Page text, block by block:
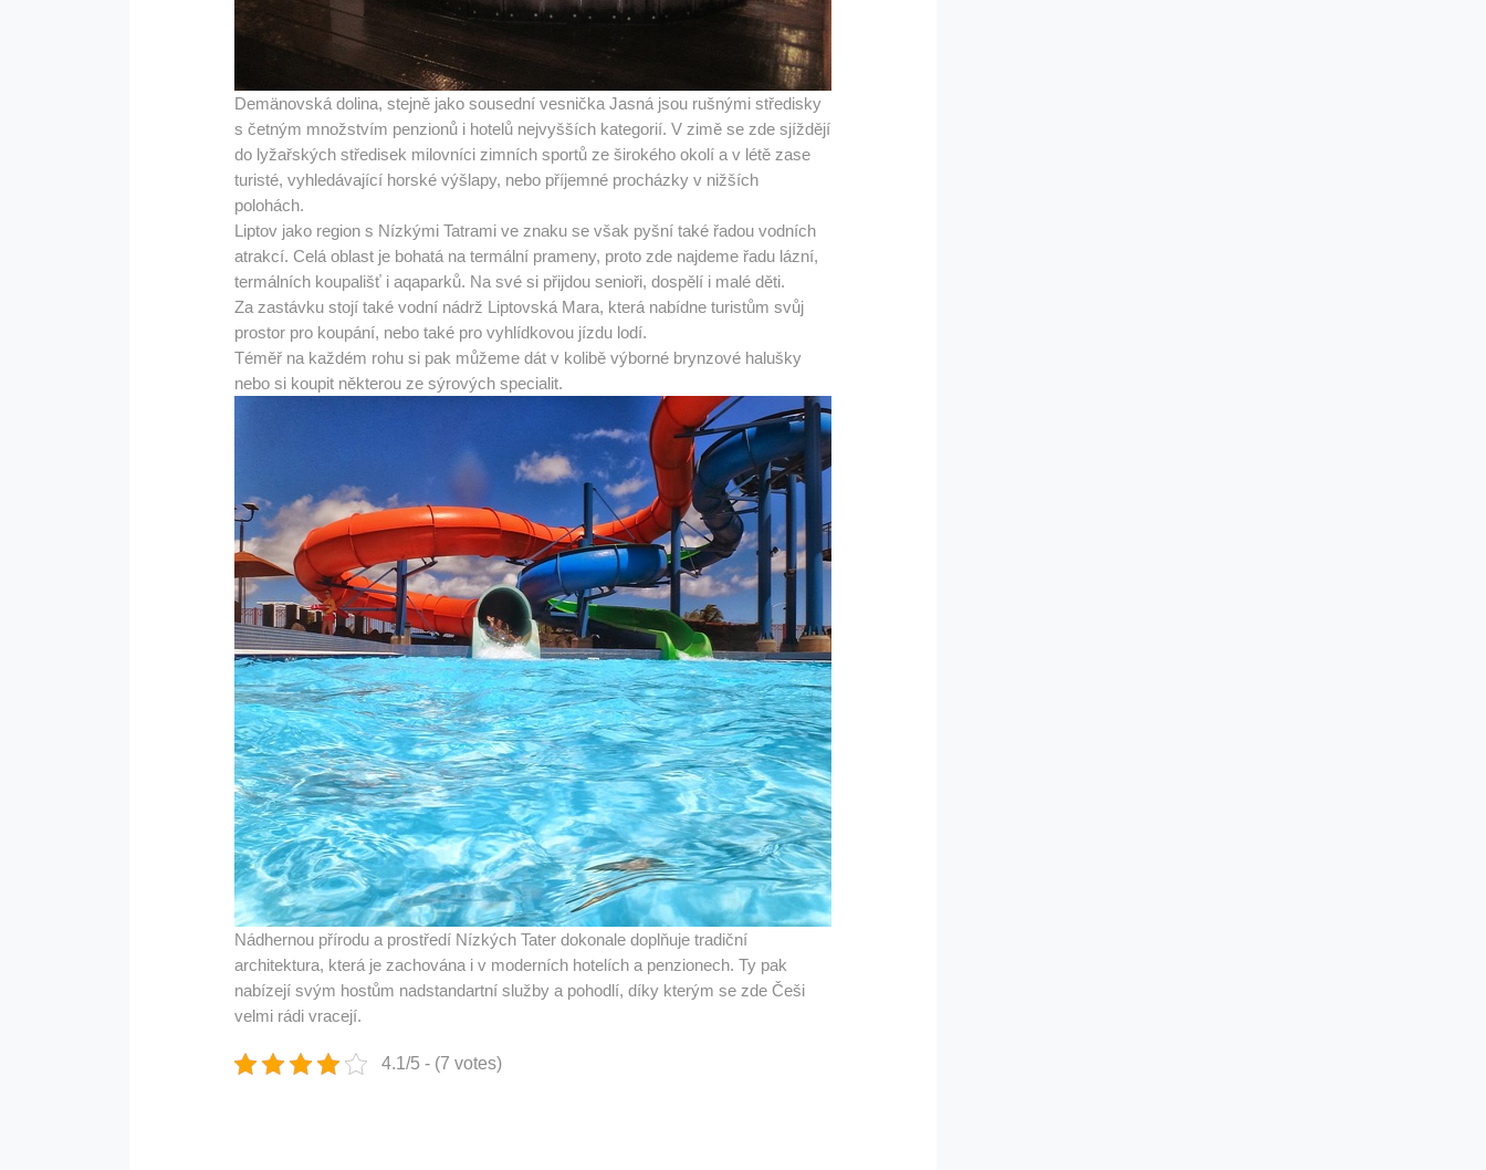
Demänovská dolina, stejně jako sousední vesnička Jasná jsou rušnými středisky
s četným množstvím penzionů i hotelů nejvyšších kategorií. V zimě se zde sjíždějí
do lyžařských středisek milovníci zimních sportů ze širokého okolí a v létě zase
turisté, vyhledávající horské výšlapy, nebo příjemné procházky v nižších
polohách.
Liptov jako region s Nízkými Tatrami ve znaku se však pyšní také řadou vodních
atrakcí. Celá oblast je bohatá na termální prameny, proto zde najdeme řadu lázní,
termálních koupališť i aqaparků. Na své si přijdou senioři, dospělí i malé děti.
Za zastávku stojí také vodní nádrž Liptovská Mara, která nabídne turistům svůj
prostor pro koupání, nebo také pro vyhlídkovou jízdu lodí.
Téměř na každém rohu si pak můžeme dát v kolibě výborné brynzové halušky
nebo si koupit některou ze sýrových specialit.
Nádhernou přírodu a prostředí Nízkých Tater dokonale doplňuje tradiční
architektura, která je zachována i v moderních hotelích a penzionech. Ty pak
nabízejí svým hostům nadstandartní služby a pohodlí, díky kterým se zde Češi
velmi rádi vracejí.
4.1/5 - (7 votes)